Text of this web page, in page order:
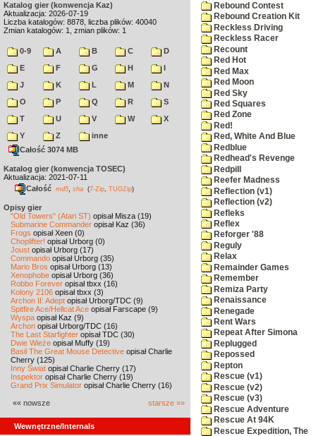
Katalog gier (konwencja Kaz)
Aktualizacja: 2026-07-19
Liczba katalogów: 8878, liczba plików: 40040
Zmian katalogów: 1, zmian plików: 1
0-9 A B C
D
E
F G H
I
J
K L M
N
O
P Q R
S
T
U V W
X
Y
Z
inne
Całość 3074 MB
Katalog gier (konwencja TOSEC)
Aktualizacja: 2021-07-11
Całość md5 sha (7-Zip TUGZip)
Opisy gier
"Old Towers" (Atari ST) opisał Misza (19)
Submarine Commander opisał Kaz (36)
Frogs opisał Xeen (0)
Choplifter! opisał Urborg (0)
Joust opisał Urborg (17)
Commando opisał Urborg (35)
Mario Bros opisał Urborg (13)
Xenophobe opisał Urborg (36)
Robbo Forever opisał tbxx (16)
Kolony 2106 opisał tbxx (3)
Archon II: Adept opisał Urborg/TDC (9)
Spitfire Ace/Hellcat Ace opisał Farscape (9)
Wyspa opisał Kaz (9)
Archon opisał Urborg/TDC (16)
The Last Starfighter opisał TDC (30)
Dwie Wieże opisał Muffy (19)
Basil The Great Mouse Detective opisał Charlie
Cherry (125)
Inny Świat opisał Charlie Cherry (17)
Inspektor opisał Charlie Cherry (19)
Grand Prix Simulator opisał Charlie Cherry (16)
«« nowsze starsze »»
Wewnętrzne/Internals
Rebound Contest
Rebound Creation Kit
Reckless Driving
Reckless Racer
Recount
Red Hot
Red Max
Red Moon
Red Sky
Red Squares
Red Zone
Red!
Red, White And Blue
Redblue
Redhead's Revenge
Redpill
Reefer Madness
Reflection (v1)
Reflection (v2)
Refleks
Reflex
Reforger '88
Reguly
Relax
Remainder Games
Remember
Remiza Party
Renaissance
Renegade
Rent Wars
Repeat After Simona
Replugged
Repossed
Repton
Rescue (v1)
Rescue (v2)
Rescue (v3)
Rescue Adventure
Rescue At 94K
Rescue Expedition, The